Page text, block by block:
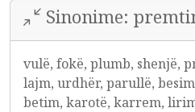
Sinonime:
vulë, fokë, plumb, shenjë,
lajm, urdhër, parullë,
betim, karotë, karrem,